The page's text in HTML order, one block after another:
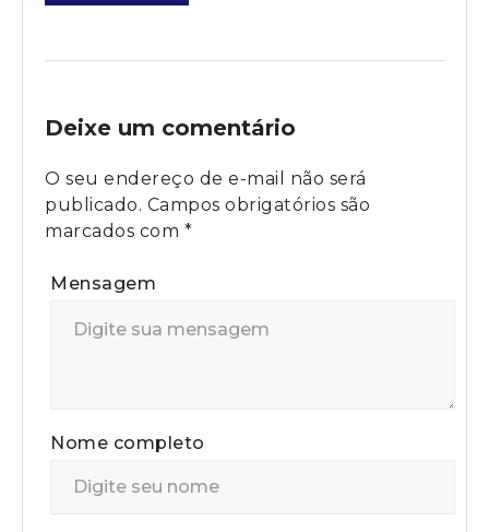
Deixe um comentário
O seu endereço de e-mail não será
publicado. Campos obrigatórios são
marcados com *
Mensagem
Nome completo